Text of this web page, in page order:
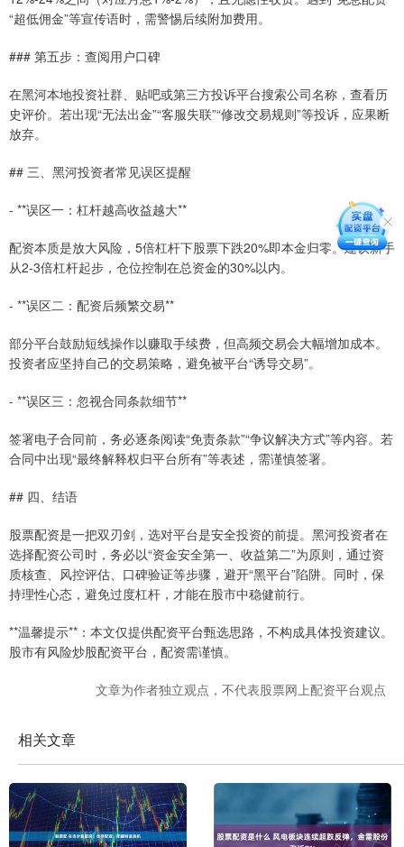
“超低佣金”等宣传语时，需警惕后续附加费用。
### 第五步：查阅用户口碑
在黑河本地投资社群、贴吧或第三方投诉平台搜索公司名称，查看历
史评价。若出现“无法出金”“客服失联”“修改交易规则”等投诉，应果断
放弃。
## 三、黑河投资者常见误区提醒
- **误区一：杠杆越高收益越大**
配资本质是放大风险，5倍杠杆下股票下跌20%即本金归零。建议新手
从2-3倍杠杆起步，仓位控制在总资金的30%以内。
- **误区二：配资后频繁交易**
部分平台鼓励短线操作以赚取手续费，但高频交易会大幅增加成本。
投资者应坚持自己的交易策略，避免被平台“诱导交易”。
- **误区三：忽视合同条款细节**
签署电子合同前，务必逐条阅读“免责条款”“争议解决方式”等内容。若
合同中出现“最终解释权归平台所有”等表述，需谨慎签署。
## 四、结语
股票配资是一把双刃剑，选对平台是安全投资的前提。黑河投资者在
选择配资公司时，务必以“资金安全第一、收益第二”为原则，通过资
质核查、风控评估、口碑验证等步骤，避开“黑平台”陷阱。同时，保
持理性心态，避免过度杠杆，才能在股市中稳健前行。
**温馨提示**：本文仅提供配资平台甄选思路，不构成具体投资建议。
股市有风险炒股配资平台，配资需谨慎。
文章为作者独立观点，不代表股票网上配资平台观点
相关文章